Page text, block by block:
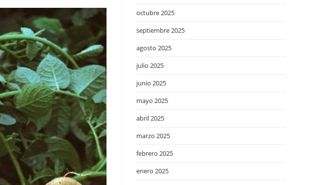
octubre 2025
septiembre 2025
agosto 2025
julio 2025
junio 2025
mayo 2025
abril 2025
marzo 2025
febrero 2025
enero 2025